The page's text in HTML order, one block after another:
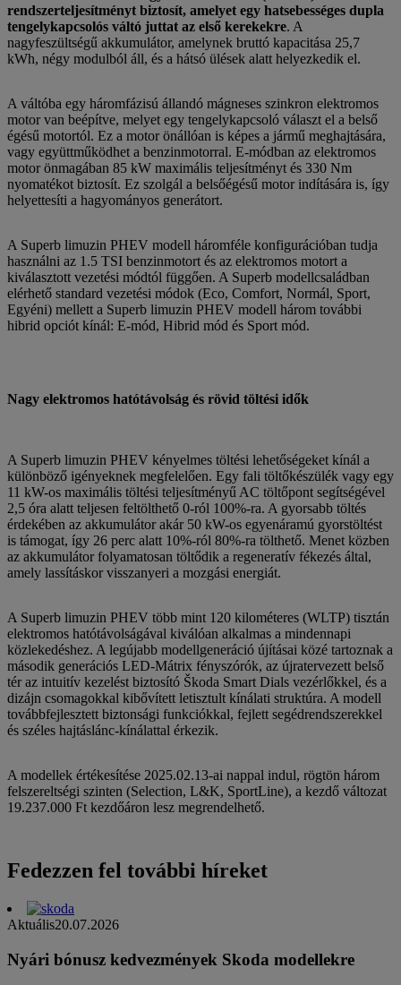
rendszerteljesítményt biztosít, amelyet egy hatsebességes dupla
tengelykapcsolós váltó juttat az első kerekekre. A
nagyfeszültségű akkumulátor, amelynek bruttó kapacitása 25,7
kWh, négy modulból áll, és a hátsó ülések alatt helyezkedik el.
A váltóba egy háromfázisú állandó mágneses szinkron elektromos
motor van beépítve, melyet egy tengelykapcsoló választ el a belső
égésű motortól. Ez a motor önállóan is képes a jármű meghajtására,
vagy együttműködhet a benzinmotorral. E-módban az elektromos
motor önmagában 85 kW maximális teljesítményt és 330 Nm
nyomatékot biztosít. Ez szolgál a belsőégésű motor indítására is, így
helyettesíti a hagyományos generátort.
A Superb limuzin PHEV modell háromféle konfigurációban tudja
használni az 1.5 TSI benzinmotort és az elektromos motort a
kiválasztott vezetési módtól függően. A Superb modellcsaládban
elérhető standard vezetési módok (Eco, Comfort, Normál, Sport,
Egyéni) mellett a Superb limuzin PHEV modell három további
hibrid opciót kínál: E-mód, Hibrid mód és Sport mód.
Nagy elektromos hatótávolság és rövid töltési idők
A Superb limuzin PHEV kényelmes töltési lehetőségeket kínál a
különböző igényeknek megfelelően. Egy fali töltőkészülék vagy egy
11 kW-os maximális töltési teljesítményű AC töltőpont segítségével
2,5 óra alatt teljesen feltölthető 0-ról 100%-ra. A gyorsabb töltés
érdekében az akkumulátor akár 50 kW-os egyenáramú gyorstöltést
is támogat, így 26 perc alatt 10%-ról 80%-ra tölthető. Menet közben
az akkumulátor folyamatosan töltődik a regeneratív fékezés által,
amely lassításkor visszanyeri a mozgási energiát.
A Superb limuzin PHEV több mint 120 kilométeres (WLTP) tisztán
elektromos hatótávolságával kiválóan alkalmas a mindennapi
közlekedéshez. A legújabb modellgeneráció újításai közé tartoznak a
második generációs LED-Mátrix fényszórók, az újratervezett belső
tér az intuitív kezelést biztosító Škoda Smart Dials vezérlőkkel, és a
dizájn csomagokkal kibővített letisztult kínálati struktúra. A modell
továbbfejlesztett biztonsági funkciókkal, fejlett segédrendszerekkel
és széles hajtáslánc-kínálattal érkezik.
A modellek értékesítése 2025.02.13-ai nappal indul, rögtön három
felszereltségi szinten (Selection, L&K, SportLine), a kezdő változat
19.237.000 Ft kezdőáron lesz megrendelhető.
Fedezzen fel további híreket
Aktuális20.07.2026
Nyári bónusz kedvezmények Skoda modellekre